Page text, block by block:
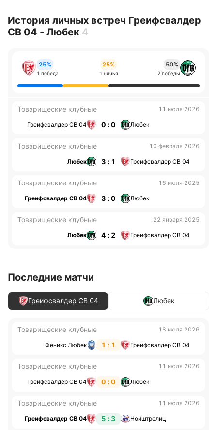
История личных встреч Греифсвалдер
СВ 04 - Любек 4
25%
1 победа
25%
1 ничья
50%
2 победы
Товарищеские клубные 11 июля 2026
Греифсвалдер СВ 04 0 : 0 Любек
Товарищеские клубные 10 февраля 2026
Любек 3 : 1 Греифсвалдер СВ 04
Товарищеские клубные 16 июля 2025
Греифсвалдер СВ 04 3 : 0 Любек
Товарищеские клубные 22 января 2025
Любек 4 : 2 Греифсвалдер СВ 04
Последние матчи
Греифсвалдер СВ 04 Любек
Товарищеские клубные 18 июля 2026
Феникс Любек 1 : 1 Греифсвалдер СВ 04
Товарищеские клубные 11 июля 2026
Греифсвалдер СВ 04 0 : 0 Любек
Товарищеские клубные 11 июля 2026
Греифсвалдер СВ 04 5 : 3 Нойштрелиц